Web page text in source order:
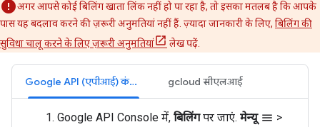
अगर आपसे कोई बिलिंग खाता लिंक नहीं हो पा रहा है, तो इसका मतलब है कि आपके
पास यह बदलाव करने की ज़रूरी अनुमतियां नहीं हैं. ज़्यादा जानकारी के लिए, बिलिंग की
सुविधा चालू करने के लिए ज़रूरी अनुमतियां
लेख पढ़ें.
Google API (एपीआई) कंसोल gcloud सीएलआई
Google API Console में, बिलिंगपर जाएं. मेन्यू menu >